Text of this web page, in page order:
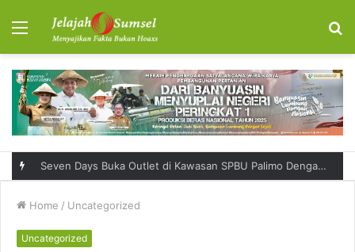
Menu
Seven Days Buka Outlet di Kawasan SPBU Palimo Dengan Konsep One Stop Hangout Destination
Home / Uncategorized
Uncategorized